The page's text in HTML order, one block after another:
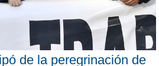
de la peregrinación de